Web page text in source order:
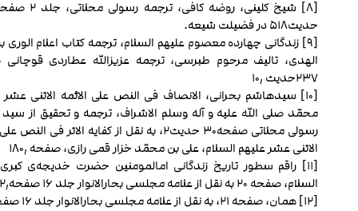
حدیث۵۱۸ در فضیلت شیعه.
[۹] زندگانی چهارده معصوم علیهم السلام، ترجمه کتاب اعلام الوری
الهدی، تالیف مرحوم طبرسی، ترجمه عزیزالله عطاردی
۲۳۷حدیث ۱۰٫
[۱۰] سیدهاشم بحرانی، الانصاف فی النص علی الائمه الاثنی
محمّد صلی الله علیه و آله وسلم الاشراف، ترجمه و تحقیق از
رسولی محلاتی صفحه۳۰ حدیث۲، به نقل از کفایه الاثر فی
الاثنی عشر علیهم السلام، علی بن محمّد خزار قمی رازی، صفحه ۱۸۰٫
[۱۱] راقم سطور تاریخ زندگانی ام‏المومنین حضرت خدیجه‌ی
السلام، صفحه ۲۰ به نقل از علامه مجلسی بحارالانوار جلد ۱۶ صفحه۲۲٫
[۱۲] همان، صفحه ۲۱، به نقل از علامه مجلسی بحارالانوار جلد ۱۶ صفحه ۲۲٫